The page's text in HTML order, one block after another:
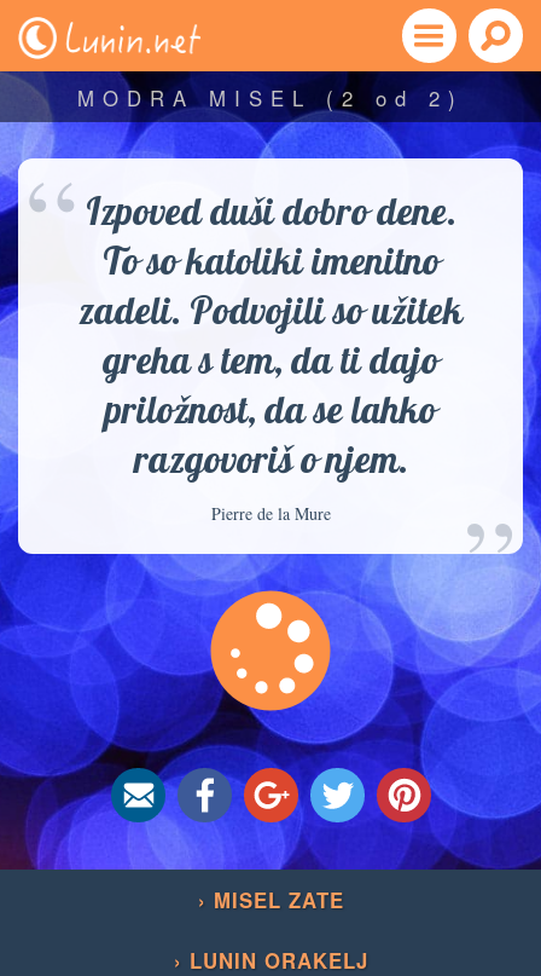
MODRA MISEL (2 od 2)
Izpoved duši dobro dene.
To so katoliki imenitno
zadeli. Podvojili so užitek
greha s tem, da ti dajo
priložnost, da se lahko
razgovoriš o njem.
Pierre de la Mure ”
“
› MISEL ZATE
› LUNIN ORAKELJ